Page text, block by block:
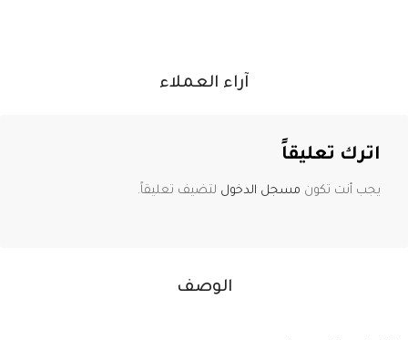
الوصف
آراء العملاء
اترك تعليقاً
يجب أنت تكون مسجل الدخول لتضيف تعليقاً.